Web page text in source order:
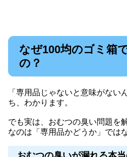
なぜ100均のゴミ箱
の？
「専用品じゃないと意味がな
ち、わかります。
でも実は、おむつの臭い問題を
なのは「専用品かどうか」では